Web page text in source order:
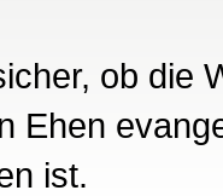
ob die
Ehen
ist.